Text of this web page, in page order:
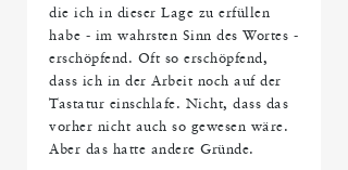
die ich in dieser Lage zu erfüllen
habe - im wahrsten Sinn des Wortes -
erschöpfend. Oft so erschöpfend,
dass ich in der Arbeit noch auf der
Tastatur einschlafe. Nicht, dass das
vorher nicht auch so gewesen wäre.
Aber das hatte andere Gründe.